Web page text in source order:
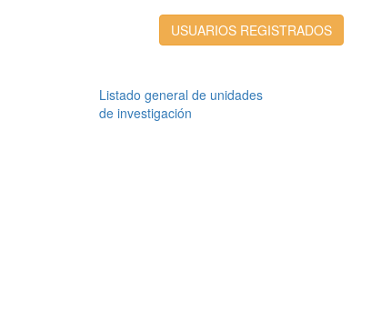
USUARIOS REGISTRADOS
Listado general de unidades
de investigación